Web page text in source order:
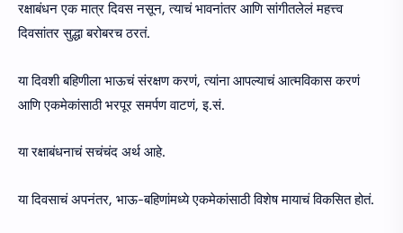
रक्षाबंधन एक मात्र दिवस नसून, त्याचं भावनांतर आणि सांगीतलेलं महत्त्व
दिवसांतर सुद्धा बरोबरच ठरतं.
या दिवशी बहिणीला भाऊचं संरक्षण करणं, त्यांना आपल्याचं आत्मविकास करणं
आणि एकमेकांसाठी भरपूर समर्पण वाटणं, इ.सं.
या रक्षाबंधनाचं सचंचंद अर्थ आहे.
या दिवसाचं अपनंतर, भाऊ-बहिणांमध्ये एकमेकांसाठी विशेष मायाचं विकसित होतं.